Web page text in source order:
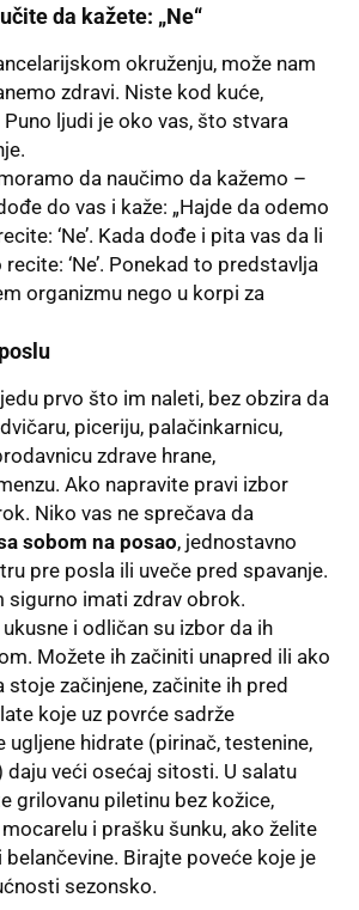
da kažete: „Ne“
okruženju, može nam
zdravi. Niste kod kuće,
ljudi je oko vas, što stvara
da naučimo da kažemo –
do vas i kaže: „Hajde da odemo
‘Ne’. Kada dođe i pita vas da li
‘Ne’. Ponekad to predstavlja
organizmu nego u korpi za
prvo što im naleti, bez obzira da
piceriju, palačinkarnicu,
zdrave hrane,
Ako napravite pravi izbor
Niko vas ne sprečava da
sobom na posao, jednostavno
pre posla ili uveče pred spavanje.
sigurno imati zdrav obrok.
ukusne i odličan su izbor da ih
Možete ih začiniti unapred ili ako
stoje začinjene, začinite ih pred
koje uz povrće sadrže
ugljene hidrate (pirinač, testenine,
daju veći osećaj sitosti. U salatu
grilovanu piletinu bez kožice,
i prašku šunku, ako želite
belančevine. Birajte poveće koje je
sezonsko.